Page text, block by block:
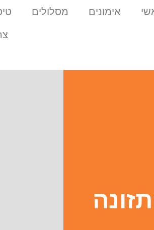
אימונים מסלולים